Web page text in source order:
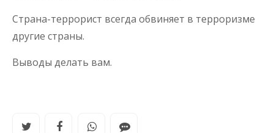
Страна-террорист всегда обвиняет в терроризме
другие страны.
Выводы делать вам.